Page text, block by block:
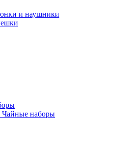
и наушники
Чайные наборы